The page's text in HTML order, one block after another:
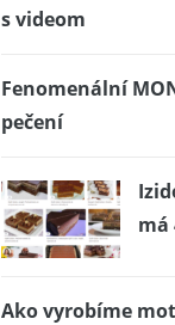
s videom
Fenomenální
pečení
má
Ako vyrobíme